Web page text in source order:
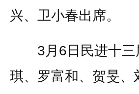
兴、卫小春出席。
3月6日民进十三
琪、罗富和、贺旻